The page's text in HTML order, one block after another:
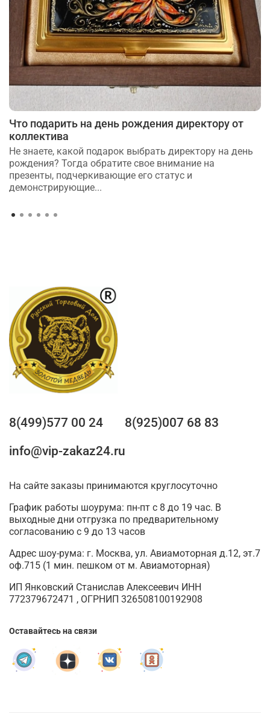
Что подарить на день рождения директору от
коллектива
Не знаете, какой подарок выбрать директору на день
рождения? Тогда обратите свое внимание на
презенты, подчеркивающие его статус и
демонстрирующие...
8(499)577 00 24
8(925)007 68 83
info@vip-zakaz24.ru
На сайте заказы принимаются круглосуточно
График работы шоурума: пн-пт с 8 до 19 час. В
выходные дни отгрузка по предварительному
согласованию с 9 до 13 часов
Адрес шоу-рума: г. Москва, ул. Авиамоторная д.12, эт.7
оф.715 (1 мин. пешком от м. Авиамоторная)
ИП Янковский Станислав Алексеевич ИНН
772379672471 , ОГРНИП 326508100192908
Оставайтесь на связи